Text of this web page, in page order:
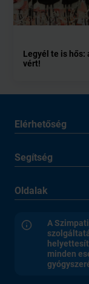
Legyél te is hős:
vért!
Elérhetőség
Segítség
Oldalak
A
minden